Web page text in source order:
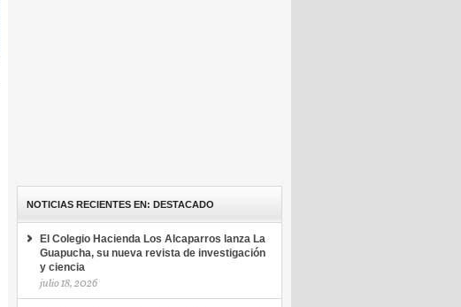
NOTICIAS RECIENTES EN: DESTACADO
El Colegio Hacienda Los Alcaparros lanza La
Guapucha, su nueva revista de investigación
y ciencia
julio 18, 2026